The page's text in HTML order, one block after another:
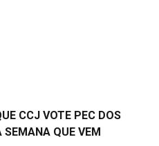
CCJ VOTE PEC DOS
SEMANA QUE VEM